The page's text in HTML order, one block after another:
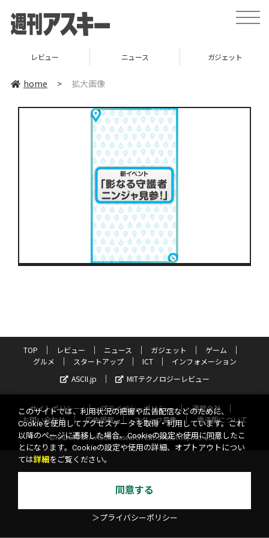
toggle
レビュー ニュース ガジェット
home > 拡大画像
TOP レビュー ニュース ガジェット
ゲーム
グルメ
スタートアップ ICT
インフォメーション
ASCII.jp
MITテクノロジーレビュー
サイトポリシー プライバシーポリシー
運営会社
お問い合わせ
広告掲載 スタッフ募集
電子版について
©KADOKAWA ASCII Research Laboratories, Inc. 2026
このサイトでは、利用状況の把握や広告配信などのために、
Cookieを使用してアクセスデータを取得・利用しています。これ
以降のページに遷移した場合、Cookieの設定や使用に同意したこ
とになります。Cookieの設定や使用の詳細、オプトアウトについ
ては詳細 をご覧ください。
同意する
＞プライバシーポリシー